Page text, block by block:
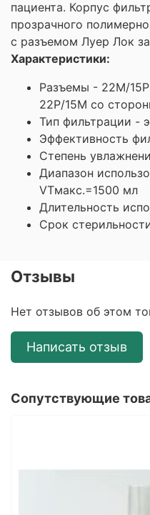
пациента. Корпус
прозрачного
с разъемом Луер Лок
Характеристики:
Разъемы - 22М/
22Р/15М со
Тип фильтрации -
Эффективность
Степень
Диапазон
VTмакс.=1500 мл
Длительность
Срок
Отзывы
Нет отзывов об этом
Написать отзыв
Сопутствующие